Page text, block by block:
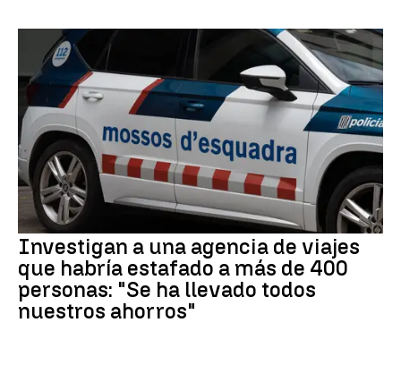
Investigan a una agencia de viajes
que habría estafado a más de 400
personas: "Se ha llevado todos
nuestros ahorros"